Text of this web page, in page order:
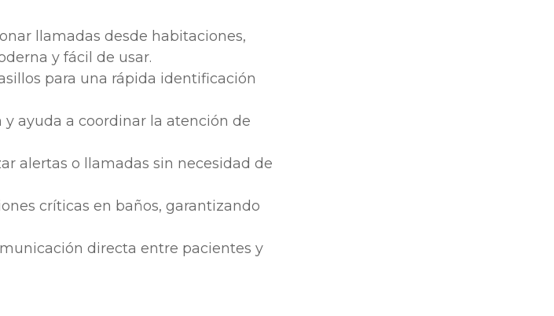
llamadas desde habitaciones,
y fácil de usar.
para una rápida identificación
ayuda a coordinar la atención de
alertas o llamadas sin necesidad de
críticas en baños, garantizando
directa entre pacientes y